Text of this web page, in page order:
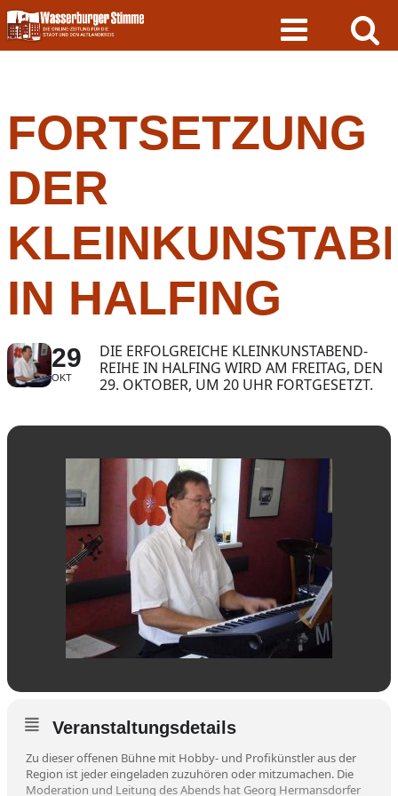
Skip
to
content
FORTSETZUNG
DER
IN HALFING
29
OKT
DIE ERFOLGREICHE KLEINKUNSTABEND-
REIHE IN HALFING WIRD AM FREITAG, DEN
29. OKTOBER, UM 20 UHR FORTGESETZT.
Veranstaltungsdetails
Zu dieser offenen Bühne mit Hobby- und Profikünstler aus der
Region ist jeder eingeladen zuzuhören oder mitzumachen. Die
Moderation und Leitung des Abends hat Georg Hermansdorfer